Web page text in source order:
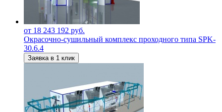
от 18 243 192 руб.
Окрасочно-сушильный комплекс проходного типа SPK-
30.6.4
Заявка в 1 клик